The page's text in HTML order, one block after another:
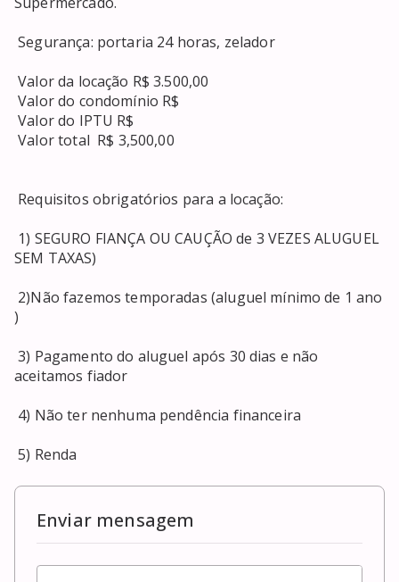
Segurança: portaria 24 horas, zelador
Valor da locação R$ 3.500,00
Valor do condomínio R$
Valor do IPTU R$
Valor total  R$ 3,500,00
SEM TAXAS)
)
3) Pagamento do aluguel após 30 dias e não
aceitamos fiador
5) Renda
Enviar mensagem